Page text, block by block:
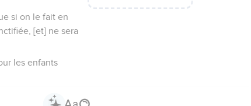
si on le fait en
[et] ne sera
les enfants